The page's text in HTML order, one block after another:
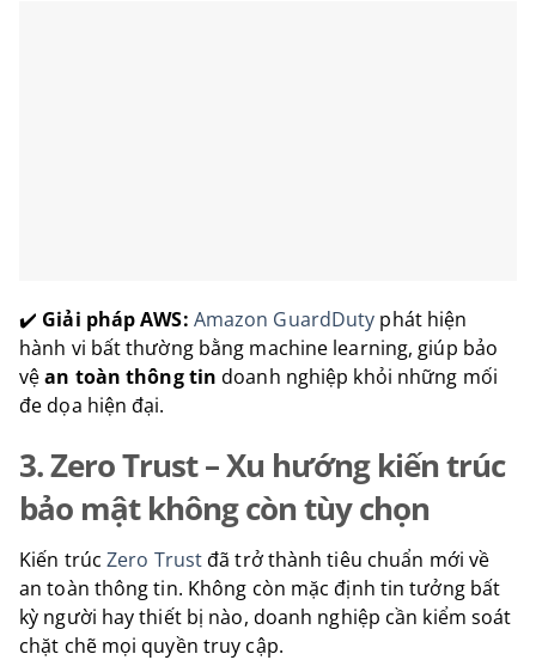
✔️ Giải pháp AWS: Amazon GuardDuty phát hiện
hành vi bất thường bằng machine learning, giúp bảo
vệan toàn thông tin doanh nghiệp khỏi những mối
đe dọa hiện đại.
3. Zero Trust – Xu hướng kiến trúc
bảo mật không còn tùy chọn
Kiến trúc Zero Trustđã trở thành tiêu chuẩn mới về
an toàn thông tin. Không còn mặc định tin tưởng bất
kỳ người hay thiết bị nào, doanh nghiệp cần kiểm soát
chặt chẽ mọi quyền truy cập.